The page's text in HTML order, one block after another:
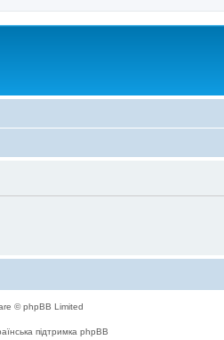
© phpBB Limited
підтримка phpBB